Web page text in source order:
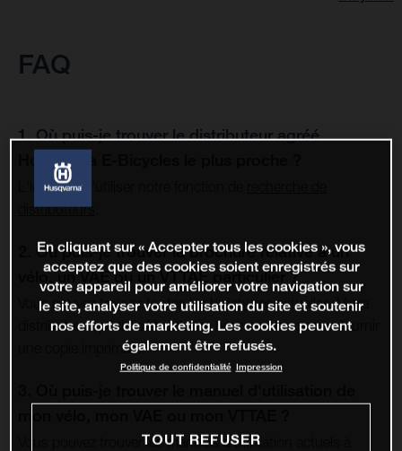
FAQ
1. Où puis-je trouver le distributeur agréé
Husqvarna E-Bicycles le plus proche ?
L'idéal est d'utiliser notre fonction de
distributeurs
2. Où puis-je trouver la brochure relative à un
vélo, un VAE ou un VTTAE particulier ?
Vous pouvez trouver toutes lesbrochuresactuelles. Votre
distributeur spécialisé local sera heureux de vous en fournir
une copie imprimée.
Vous pouvez trouver les manuels d'utilisation actuels à
En cliquant sur « Accepter tous les cookies », vous
acceptez que des cookies soient enregistrés sur
votre appareil pour améliorer votre navigation sur
le site, analyser votre utilisation du site et soutenir
nos efforts de marketing. Les cookies peuvent
également être refusés.
Politique de confidentialité Impression
TOUT REFUSER